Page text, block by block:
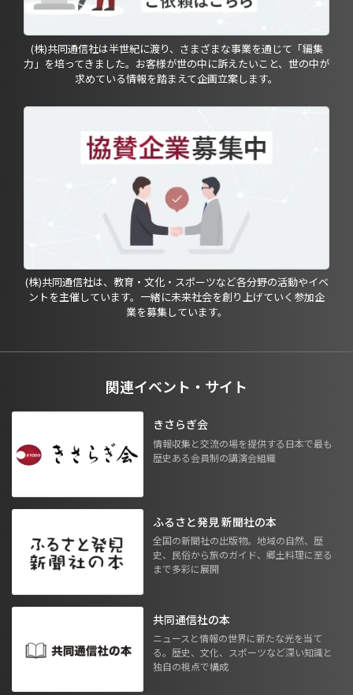
(株)共同通信社は半世紀に渡り、さまざまな事業を通じて「編集
力」を培ってきました。お客様が世の中に訴えたいこと、世の中が
求めている情報を踏まえて企画立案します。
(株)共同通信社は、教育・文化・スポーツなど各分野の活動やイベ
ントを主催しています。一緒に未来社会を創り上げていく参加企
業を募集しています。
関連イベント・サイト
きさらぎ会
情報収集と交流の場を提供する日本で最も
歴史ある会員制の講演会組織
ふるさと発見 新聞社の本
全国の新聞社の出版物。地域の自然、歴
史、民俗から旅のガイド、郷土料理に至る
まで多彩に展開
共同通信社の本
ニュースと情報の世界に新たな光を当て
る。歴史、文化、スポーツなど深い知識と
独自の視点で構成